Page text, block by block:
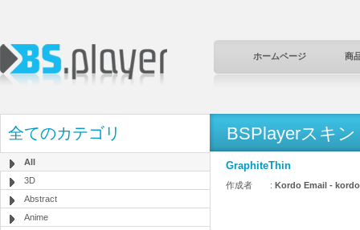
ホームページ 商
全てのカテゴリ
All
3D
Abstract
Anime
BSPlayerスキン
GraphiteThin
作成者 : Kordo Email -